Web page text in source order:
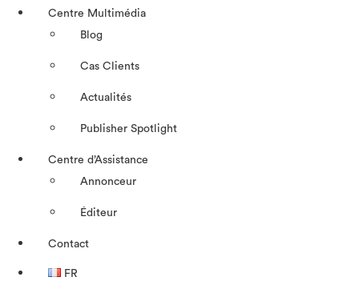
Centre Multimédia
Blog
Cas Clients
Actualités
Publisher Spotlight
Centre d’Assistance
Annonceur
Éditeur
Contact
FR